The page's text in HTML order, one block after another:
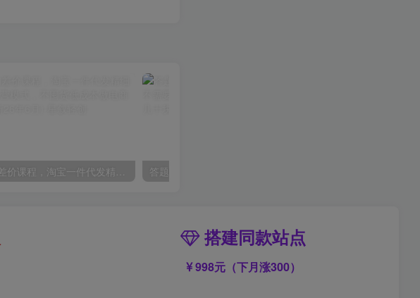
淘差价课程，淘宝一件代发精细化运营模式，不囤货低成本做电商(更新26年6月)
搭建同款站点
998元（下月涨300）